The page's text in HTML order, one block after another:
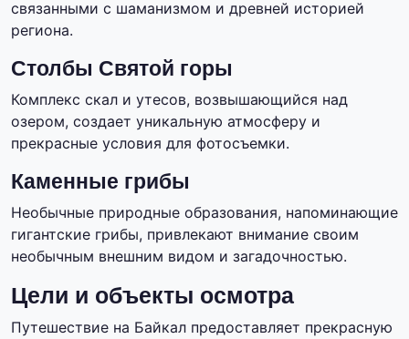
связанными с шаманизмом и древней историей
региона.
Столбы Святой горы
Комплекс скал и утесов, возвышающийся над
озером, создает уникальную атмосферу и
прекрасные условия для фотосъемки.
Каменные грибы
Необычные природные образования, напоминающие
гигантские грибы, привлекают внимание своим
необычным внешним видом и загадочностью.
Цели и объекты осмотра
Путешествие на Байкал предоставляет прекрасную